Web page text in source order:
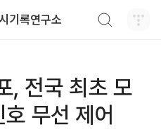
기록연구소
전국 최초 모
무선 제어